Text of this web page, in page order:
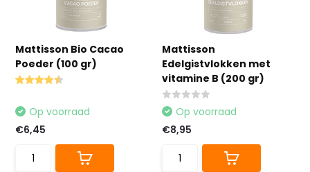
Mattisson Bio Cacao
Poeder (100 gr)
Op voorraad
€6,45
Mattisson
Edelgistvlokken met
vitamine B (200 gr)
Op voorraad
€8,95